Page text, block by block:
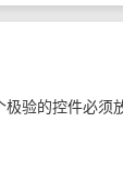
验的控件必须